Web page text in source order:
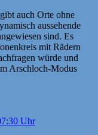
auch Orte ohne
aussehende
sind. Es
mit Rädern
würde und
Arschloch-Modus
Uhr